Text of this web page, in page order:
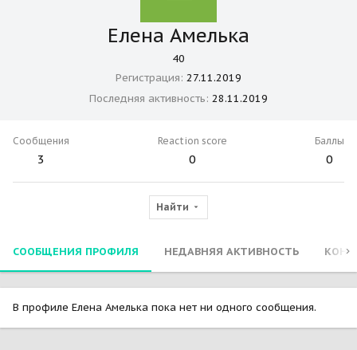
Елена Амелька
40
Регистрация 27.11.2019
Последняя активность 28.11.2019
Сообщения
3
Reaction score
0
Баллы
0
Найти
СООБЩЕНИЯ ПРОФИЛЯ НЕДАВНЯЯ АКТИВНОСТЬ
В профиле Елена Амелька пока нет ни одного сообщения.